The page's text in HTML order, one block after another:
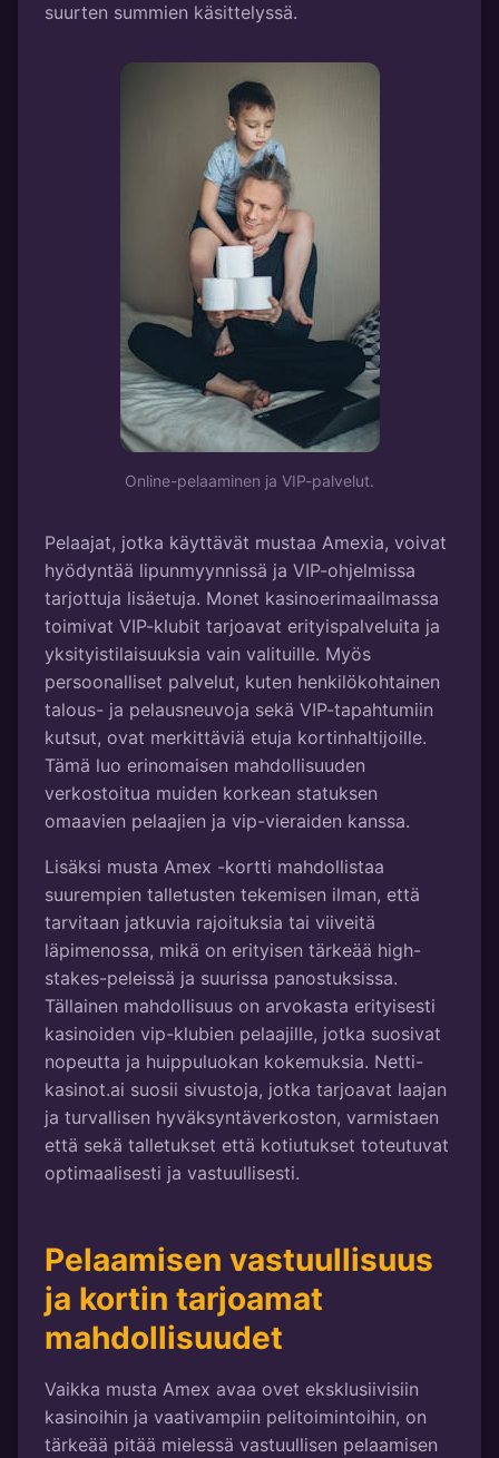
suurten summien käsittelyssä.
Online-pelaaminen ja VIP-palvelut.
Pelaajat, jotka käyttävät mustaa Amexia, voivat
hyödyntää lipunmyynnissä ja VIP-ohjelmissa
tarjottuja lisäetuja. Monet kasinoerimaailmassa
toimivat VIP-klubit tarjoavat erityispalveluita ja
yksityistilaisuuksia vain valituille. Myös
persoonalliset palvelut, kuten henkilökohtainen
talous- ja pelausneuvoja sekä VIP-tapahtumiin
kutsut, ovat merkittäviä etuja kortinhaltijoille.
Tämä luo erinomaisen mahdollisuuden
verkostoitua muiden korkean statuksen
omaavien pelaajien ja vip-vieraiden kanssa.
Lisäksi musta Amex -kortti mahdollistaa
suurempien talletusten tekemisen ilman, että
tarvitaan jatkuvia rajoituksia tai viiveitä
läpimenossa, mikä on erityisen tärkeää high-
stakes-peleissä ja suurissa panostuksissa.
Tällainen mahdollisuus on arvokasta erityisesti
kasinoiden vip-klubien pelaajille, jotka suosivat
nopeutta ja huippuluokan kokemuksia. Netti-
kasinot.ai suosii sivustoja, jotka tarjoavat laajan
ja turvallisen hyväksyntäverkoston, varmistaen
että sekä talletukset että kotiutukset toteutuvat
optimaalisesti ja vastuullisesti.
Pelaamisen vastuullisuus
ja kortin tarjoamat
mahdollisuudet
Vaikka musta Amex avaa ovet eksklusiivisiin
kasinoihin ja vaativampiin pelitoimintoihin, on
tärkeää pitää mielessä vastuullisen pelaamisen